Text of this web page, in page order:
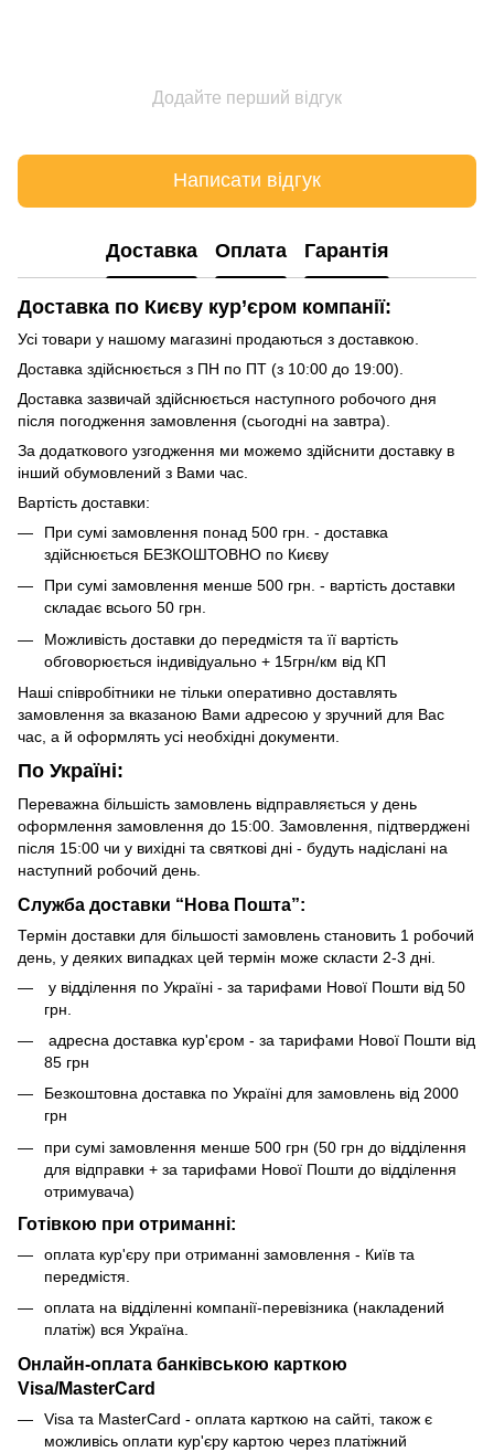
Додайте перший відгук
Написати відгук
Доставка Оплата Гарантія
Доставка по Києву кур’єром компанії:
Усі товари у нашому магазині продаються з доставкою.
Доставка здійснюється з ПН по ПТ (з 10:00 до 19:00).
Доставка зазвичай здійснюється наступного робочого дня
після погодження замовлення (сьогодні на завтра).
За додаткового узгодження ми можемо здійснити доставку в
інший обумовлений з Вами час.
Вартість доставки:
При сумі замовлення понад 500 грн. - доставка
здійснюється БЕЗКОШТОВНО по Києву
При сумі замовлення менше 500 грн. - вартість доставки
складає всього 50 грн.
Можливість доставки до передмістя та її вартість
обговорюється індивідуально + 15грн/км від КП
Наші співробітники не тільки оперативно доставлять
замовлення за вказаною Вами адресою у зручний для Вас
час, а й оформлять усі необхідні документи.
По Україні:
Переважна більшість замовлень відправляється у день
оформлення замовлення до 15:00. Замовлення, підтверджені
після 15:00 чи у вихідні та святкові дні - будуть надіслані на
наступний робочий день.
Служба доставки “Нова Пошта”:
Термін доставки для більшості замовлень становить 1 робочий
день, у деяких випадках цей термін може скласти 2-3 дні.
у відділення по Україні - за тарифами Нової Пошти від 50
грн.
адресна доставка кур'єром - за тарифами Нової Пошти від
85 грн
Безкоштовна доставка по Україні для замовлень від 2000
грн
при сумі замовлення менше 500 грн (50 грн до відділення
для відправки + за тарифами Нової Пошти до відділення
отримувача)
Готівкою при отриманні:
оплата кур'єру при отриманні замовлення - Київ та
передмістя.
оплата на відділенні компанії-перевізника (накладений
платіж) вся Україна.
Онлайн-оплата банківською карткою
Visa/MasterCard
Visa та MasterCard - оплата карткою на сайті, також є
можливісь оплати кур'єру картою через платіжний